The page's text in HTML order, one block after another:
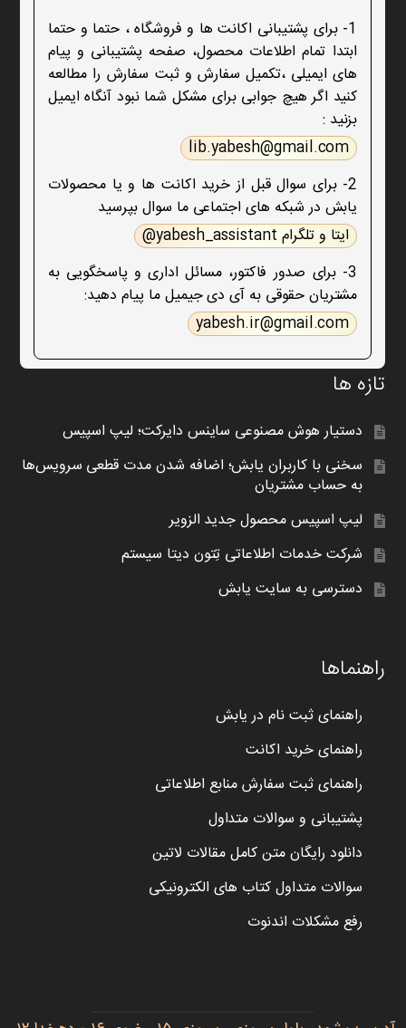
1- برای پشتیبانی اکانت ها و فروشگاه ، حتما و حتما
ابتدا تمام اطلاعات محصول، صفحه پشتیبانی و پیام
های ایمیلی ،تکمیل سفارش و ثبت سفارش را مطالعه
کنید اگر هیچ جوابی برای مشکل شما نبود آنگاه ایمیل
بزنید :
lib.yabesh@gmail.com
2- برای سوال قبل از خرید اکانت ها و یا محصولات
یابش در شبکه های اجتماعی ما سوال بپرسید
ایتا و تلگرام yabesh_assistant@
3- برای صدور فاکتور، مسائل اداری و پاسخگویی به
مشتریان حقوقی به آی دی جیمیل ما پیام دهید:
yabesh.ir@gmail.com
تازه ها
دستیار هوش مصنوعی ساینس دایرکت؛ لیپ اسپیس
سخنی با کاربران یابش؛ اضافه شدن مدت قطعی سرویس‌ها
به حساب مشتریان
لیپ اسپیس محصول جدید الزویر
شرکت خدمات اطلاعاتی تِتون دیتا سیستم
دسترسی به سایت یابش
راهنماها
راهنمای ثبت نام در یابش
راهنمای خرید اکانت
راهنمای ثبت سفارش منابع اطلاعاتی
پشتیبانی و سوالات متداول
دانلود رایگان متن کامل مقالات لاتین
سوالات متداول کتاب های الکترونیکی
رفع مشکلات اندنوت